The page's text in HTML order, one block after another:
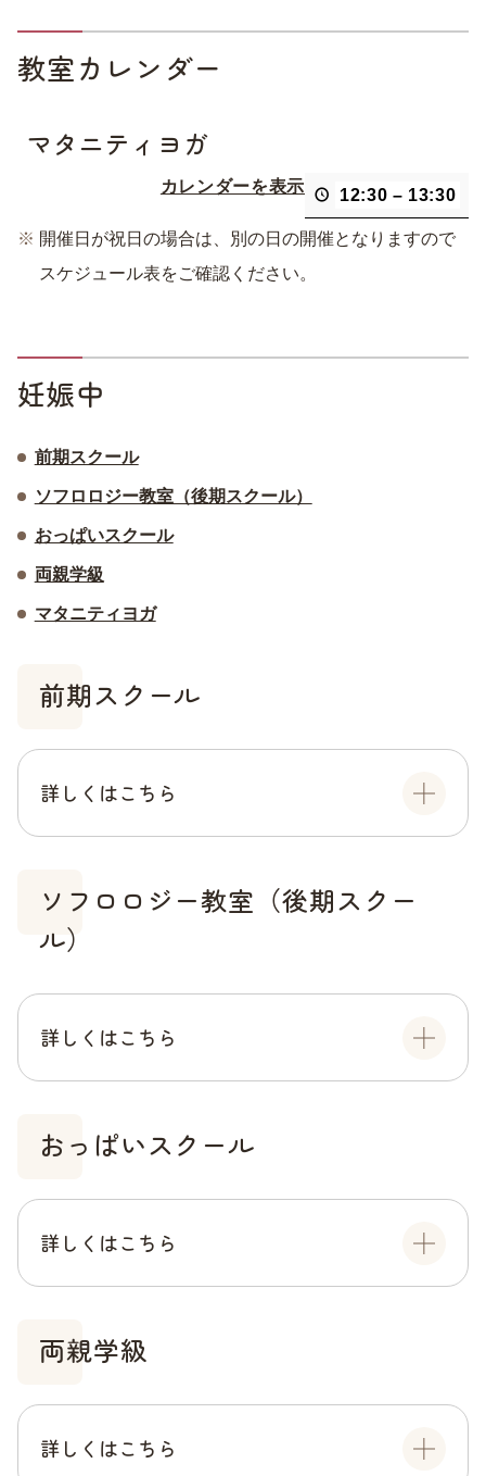
教室カレンダー
マタニティヨガ
12:30 – 13:30
カレンダーを表示
開催日が祝日の場合は、別の日の開催となりますので
スケジュール表をご確認ください。
妊娠中
前期スクール
ソフロロジー教室（後期スクール）
おっぱいスクール
両親学級
マタニティヨガ
前期スクール
詳しくはこちら
ソフロロジー教室（後期スクー
ル）
詳しくはこちら
おっぱいスクール
詳しくはこちら
両親学級
詳しくはこちら